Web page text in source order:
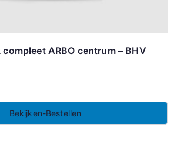
ARBO centrum – BHV
Bekijken-Bestellen